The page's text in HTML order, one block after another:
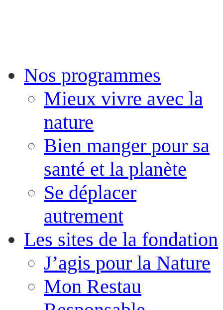
Nos programmes
Mieux vivre avec la
nature
Bien manger pour sa
santé et la planète
Se déplacer
autrement
Les sites de la fondation
J’agis pour la Nature
Mon Restau